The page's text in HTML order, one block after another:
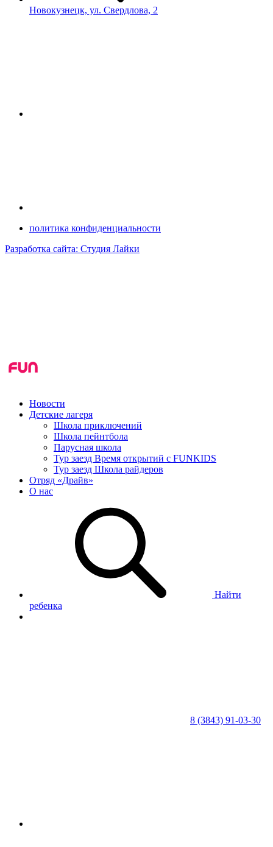
Новокузнецк, ул. Свердлова, 2
политика конфиденциальности
Разработка сайта: Студия Лайки
Новости
Детские лагеря
Школа приключений
Школа пейнтбола
Парусная школа
Тур заезд Время открытий с FUNKIDS
Тур заезд Школа райдеров
Отряд «Драйв»
О нас
Найти
ребенка
8 (3843) 91-03-30